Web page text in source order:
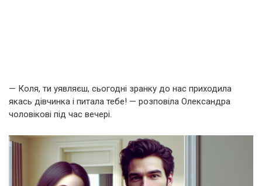
— Коля, ти уявляєш, сьогодні зранку до нас приходила
якась дівчинка і питала тебе! — розповіла Олександра
чоловікові під час вечері.